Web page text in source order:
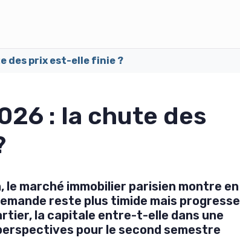
des prix est-elle finie ?
: la chute des
marché immobilier parisien montre en
reste plus timide mais progresse
la capitale entre-t-elle dans une
pour le second semestre